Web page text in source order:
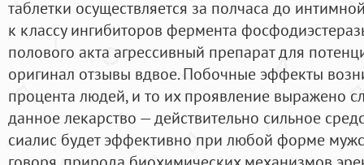
таблетки осуществляется за полчаса до
к классу ингибиторов фермента
полового акта агрессивный препарат для
оригинал отзывы вдвое. Побочные эффекты
процента людей, и то их проявление выражено
данное лекарство — действительно сильное
сиалис будет эффективно при любой форме